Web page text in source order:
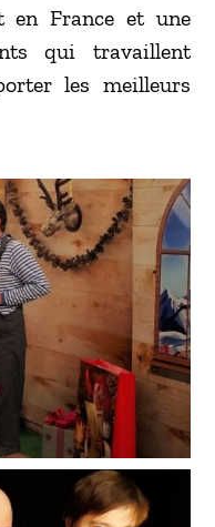
en France et une
qui travaillent
les meilleurs